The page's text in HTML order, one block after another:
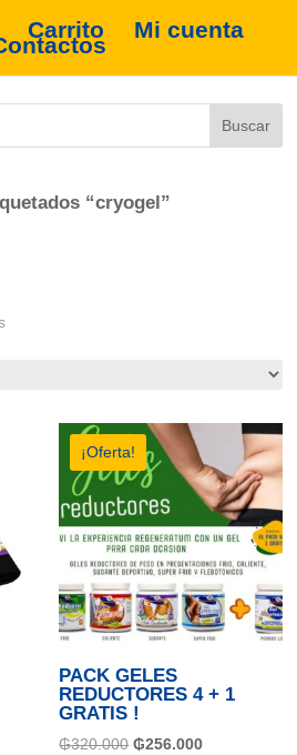
Carrito Mi cuenta
“cryogel”
¡Oferta!
PACK GELES
REDUCTORES 4 + 1
GRATIS !
₲320.000 El
₲256.000El